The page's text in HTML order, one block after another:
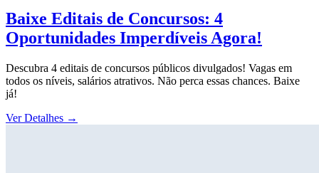
Baixe Editais de Concursos: 4
Oportunidades Imperdíveis Agora!
Descubra 4 editais de concursos públicos divulgados! Vagas em
todos os níveis, salários atrativos. Não perca essas chances. Baixe
já!
Ver Detalhes →